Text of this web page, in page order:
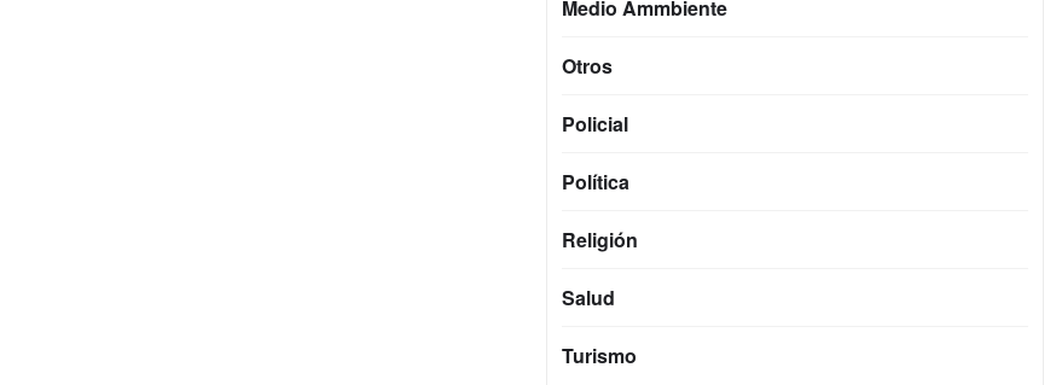
Medio Ammbiente
Otros
Policial
Política
Religión
Salud
Turismo